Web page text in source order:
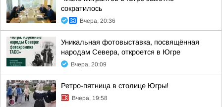
сократилось
Вчера, 20:36
Уникальная фотовыставка, посвящённая
народам Севера, откроется в Югре
Вчера, 20:09
Ретро-пятница в столице Югры!
Вчера, 19:58